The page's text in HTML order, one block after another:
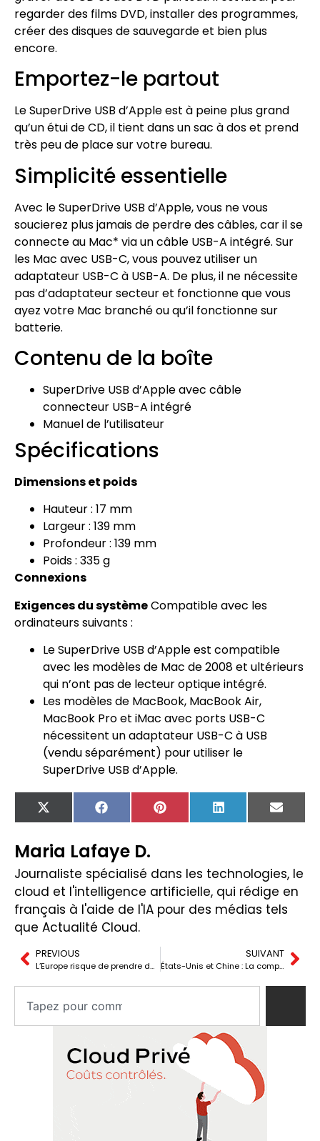
regarder des films DVD, installer des programmes,
créer des disques de sauvegarde et bien plus
encore.
Emportez-le partout
Le SuperDrive USB d’Apple est à peine plus grand
qu’un étui de CD, il tient dans un sac à dos et prend
très peu de place sur votre bureau.
Simplicité essentielle
Avec le SuperDrive USB d’Apple, vous ne vous
soucierez plus jamais de perdre des câbles, car il se
connecte au Mac* via un câble USB-A intégré. Sur
les Mac avec USB-C, vous pouvez utiliser un
adaptateur USB-C à USB-A. De plus, il ne nécessite
pas d’adaptateur secteur et fonctionne que vous
ayez votre Mac branché ou qu’il fonctionne sur
batterie.
Contenu de la boîte
SuperDrive USB d’Apple avec câble
connecteur USB-A intégré
Manuel de l’utilisateur
Spécifications
Dimensions et poids
Hauteur : 17 mm
Largeur : 139 mm
Profondeur : 139 mm
Poids : 335 g
Connexions
Exigences du systèmeCompatible avec les
ordinateurs suivants :
Le SuperDrive USB d’Apple est compatible
avec les modèles de Mac de 2008 et ultérieurs
qui n’ont pas de lecteur optique intégré.
Les modèles de MacBook, MacBook Air,
MacBook Pro et iMac avec ports USB-C
nécessitent un adaptateur USB-C à USB
(vendu séparément) pour utiliser le
SuperDrive USB d’Apple.
X
(Twitter)
FacebookPinterest LinkedIn Email
Maria Lafaye D.
Journaliste spécialisé dans les technologies, le
cloud et l'intelligence artificielle, qui rédige en
français à l'aide de l'IA pour des médias tels
que Actualité Cloud.
PREVIOUS
L’Europe risque de prendre du retard en intelligence artificielle et en technologie en raison d’une réglementation complexe
SUIVANT
États-Unis et Chine : La compétition éthique qui définira l’avenir de l’IA